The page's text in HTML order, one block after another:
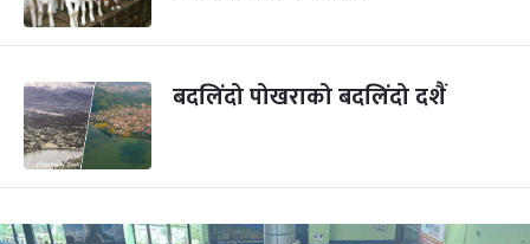
बदलिंदो पोखराको बदलिंदो दशैं